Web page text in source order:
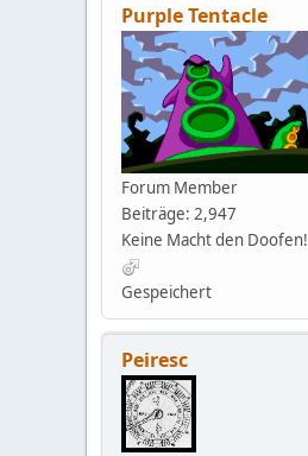
Purple Tentacle
Forum Member
Beiträge: 2,947
Keine Macht den Doofen!
Gespeichert
Peiresc